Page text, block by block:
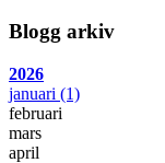
Blogg arkiv
2026
januari (1)
februari
mars
april